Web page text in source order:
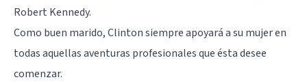
Robert Kennedy.
Como buen marido, Clinton siempre apoyará a su mujer en
todas aquellas aventuras profesionales que ésta desee
comenzar.